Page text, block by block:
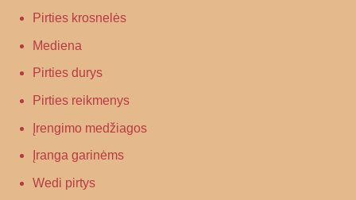
Pirties krosnelės
Mediena
Pirties durys
Pirties reikmenys
Įrengimo medžiagos
Įranga garinėms
Wedi pirtys